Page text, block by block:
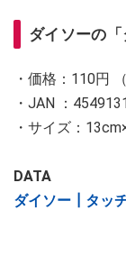
ダイソーの
・価格：110円
・JAN ：
・サイズ：
DATA
ダイソー┃タッ